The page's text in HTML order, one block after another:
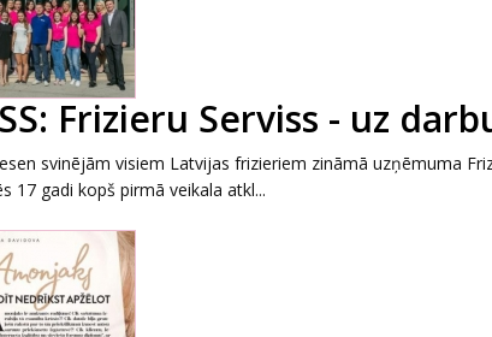
Frizieru Serviss - uz
svinējām visiem Latvijas frizieriem zināmā uzņēmuma
17 gadi kopš pirmā veikala atkl...